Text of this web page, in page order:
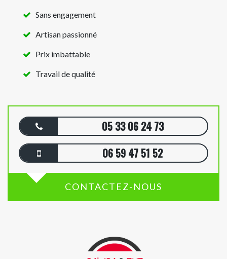
Sans engagement
Artisan passionné
Prix imbattable
Travail de qualité
05 33 06 24 73
06 59 47 51 52
CONTACTEZ-NOUS